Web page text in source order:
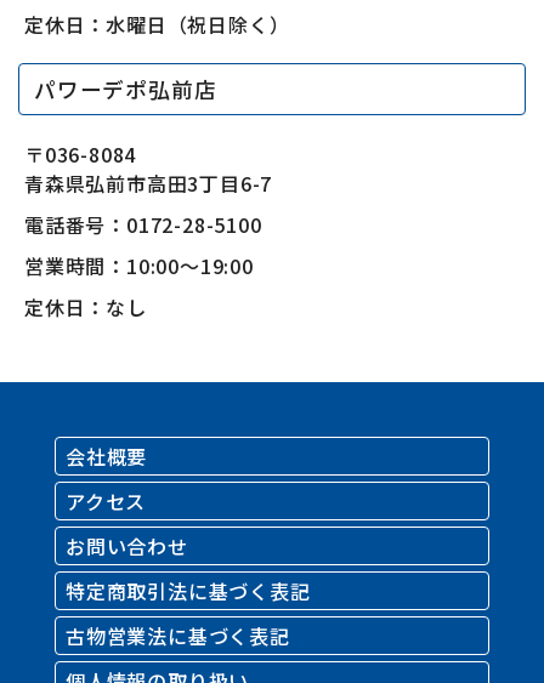
定休日：水曜日（祝日除く）
パワーデポ弘前店
〒036-8084
青森県弘前市高田3丁目6-7
電話番号：0172-28-5100
営業時間：10:00〜19:00
定休日：なし
会社概要
アクセス
お問い合わせ
特定商取引法に基づく表記
古物営業法に基づく表記